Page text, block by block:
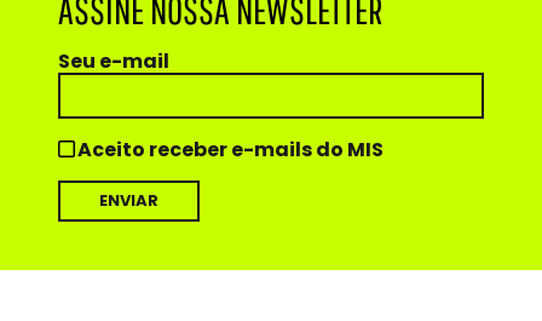
ASSINE NOSSA NEWSLETTER
Seu e-mail
Aceito receber e-mails do MIS